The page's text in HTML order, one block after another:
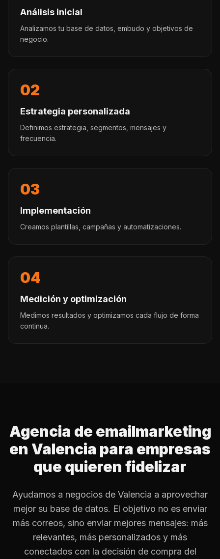
Análisis inicial
Analizamos tu base de datos, embudo y objetivos de
negocio.
02
Estrategia personalizada
Definimos estrategia, segmentos, mensajes y
frecuencia.
03
Implementación
Creamos plantillas, campañas y automatizaciones.
04
Medición y optimización
Medimos resultados y optimizamos cada flujo de forma
continua.
Agencia de emailmarketing
en Valencia para empresas
que quieren fidelizar
Ayudamos a negocios de Valencia a aprovechar
mejor su base de datos. El objetivo no es enviar
más correos, sino enviar mejores mensajes: más
relevantes, más personalizados y más
conectados con la decisión de compra del